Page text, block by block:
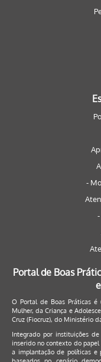
-
Portal de Boas
O Portal de Boas Práticas
Mulher, da Criança e
Cruz (Fiocruz), do Ministério
Integrado por instituições
inserido no contexto do
a implantação de políticas e